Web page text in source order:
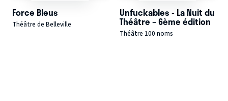
Force Bleus
Théâtre de Belleville
Unfuckables - La Nuit du
Théâtre – 6ème édition
Théâtre 100 noms